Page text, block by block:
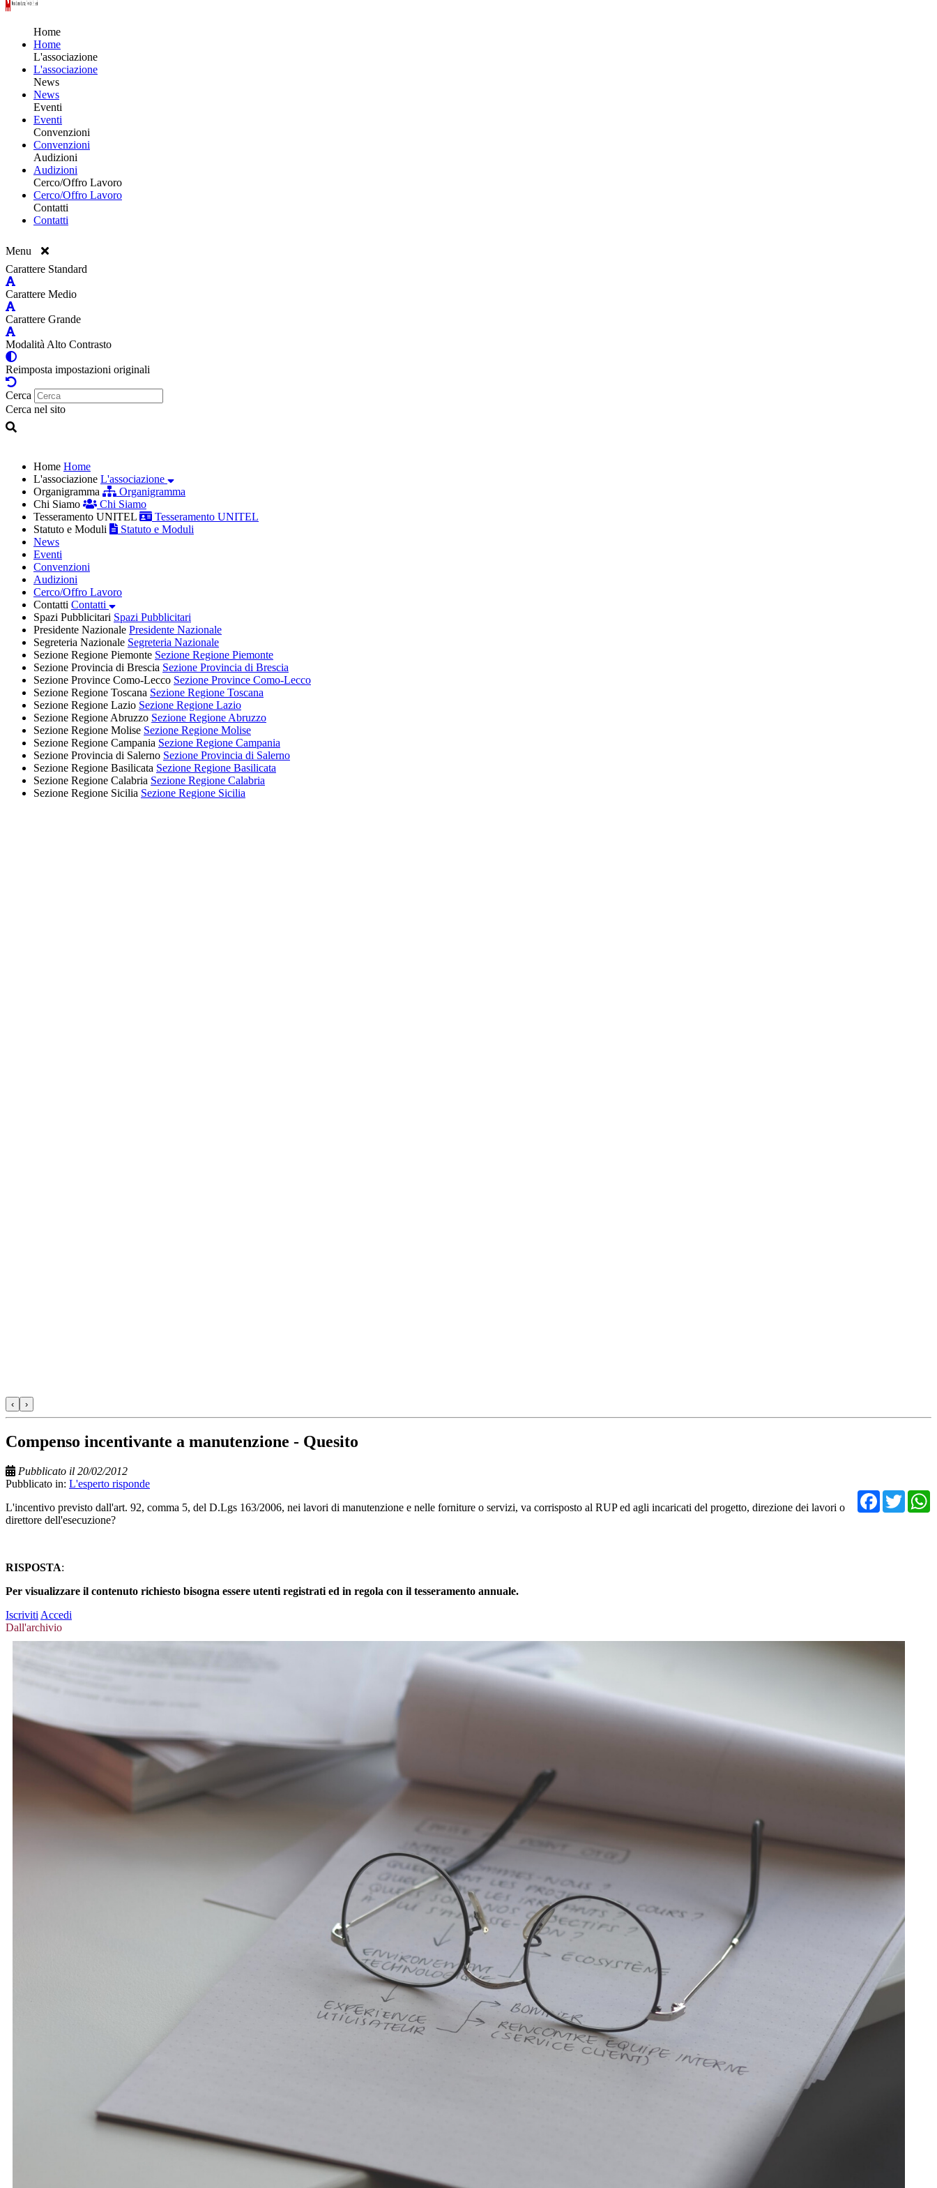
Home
Home
L'associazione
L'associazione
News
News
Eventi
Eventi
Convenzioni
Convenzioni
Audizioni
Audizioni
Cerco/Offro Lavoro
Cerco/Offro Lavoro
Contatti
Contatti
Menu
Carattere Standard
Carattere Medio
Carattere Grande
Modalità Alto Contrasto
Reimposta impostazioni originali
Cerca
Cerca nel sito
Home Home
L'associazione L'associazione
Organigramma
Organigramma
Chi Siamo
Chi Siamo
Tesseramento UNITEL
Tesseramento UNITEL
Statuto e Moduli
Statuto e Moduli
News
Eventi
Convenzioni
Audizioni
Cerco/Offro Lavoro
Contatti Contatti
Spazi Pubblicitari Spazi Pubblicitari
Presidente Nazionale Presidente Nazionale
Segreteria Nazionale Segreteria Nazionale
Sezione Regione Piemonte Sezione Regione Piemonte
Sezione Provincia di Brescia Sezione Provincia di Brescia
Sezione Province Como-Lecco Sezione Province Como-Lecco
Sezione Regione Toscana Sezione Regione Toscana
Sezione Regione Lazio Sezione Regione Lazio
Sezione Regione Abruzzo Sezione Regione Abruzzo
Sezione Regione Molise Sezione Regione Molise
Sezione Regione Campania Sezione Regione Campania
Sezione Provincia di Salerno Sezione Provincia di Salerno
Sezione Regione Basilicata Sezione Regione Basilicata
Sezione Regione Calabria Sezione Regione Calabria
Sezione Regione Sicilia Sezione Regione Sicilia
‹ ›
Compenso incentivante a manutenzione - Quesito
Pubblicato il 20/02/2012
Pubblicato in: L'esperto risponde
L'incentivo previsto dall'art. 92, comma 5, del D.Lgs 163/2006, nei lavori di manutenzione e nelle forniture o servizi, va corrisposto al RUP ed agli incaricati del progetto, direzione dei lavori o
direttore dell'esecuzione?
RISPOSTA:
Per visualizzare il contenuto richiesto bisogna essere utenti registrati ed in regola con il tesseramento annuale.
Iscriviti Accedi
Dall'archivio